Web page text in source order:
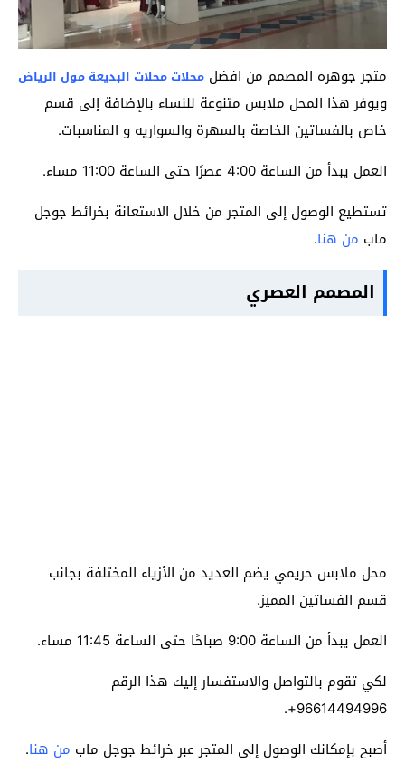
متجر جوهره المصمم من افضل محلات محلات البديعة مول الرياض
ويوفر هذا المحل ملابس متنوعة للنساء بالإضافة إلى قسم
خاص بالفساتين الخاصة بالسهرة والسواريه و المناسبات.
العمل يبدأ من الساعة 4:00 عصرًا حتى الساعة 11:00 مساء.
تستطيع الوصول إلى المتجر من خلال الاستعانة بخرائط جوجل
ماب من هنا.
المصمم العصري
محل ملابس حريمي يضم العديد من الأزياء المختلفة بجانب
قسم الفساتين المميز.
العمل يبدأ من الساعة 9:00 صباحًا حتى الساعة 11:45 مساء.
لكي تقوم بالتواصل والاستفسار إليك هذا الرقم
96614494996+.
أصبح بإمكانك الوصول إلى المتجر عبر خرائط جوجل ماب من هنا.